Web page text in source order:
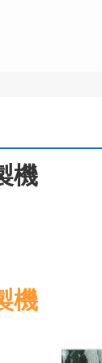
機
機